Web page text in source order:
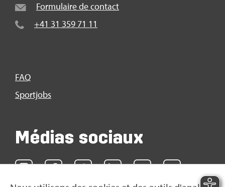
For­mu­laire de contact
+41 31 359 71 11
FAQ
Sport­jobs
Médias sociaux